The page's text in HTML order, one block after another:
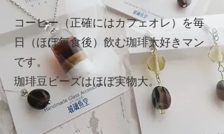
コーヒー（正確にはカフェオレ）を毎
日（ほぼ毎食後）飲む珈琲大好きマン
です。
珈琲豆ビーズはほぼ実物大。